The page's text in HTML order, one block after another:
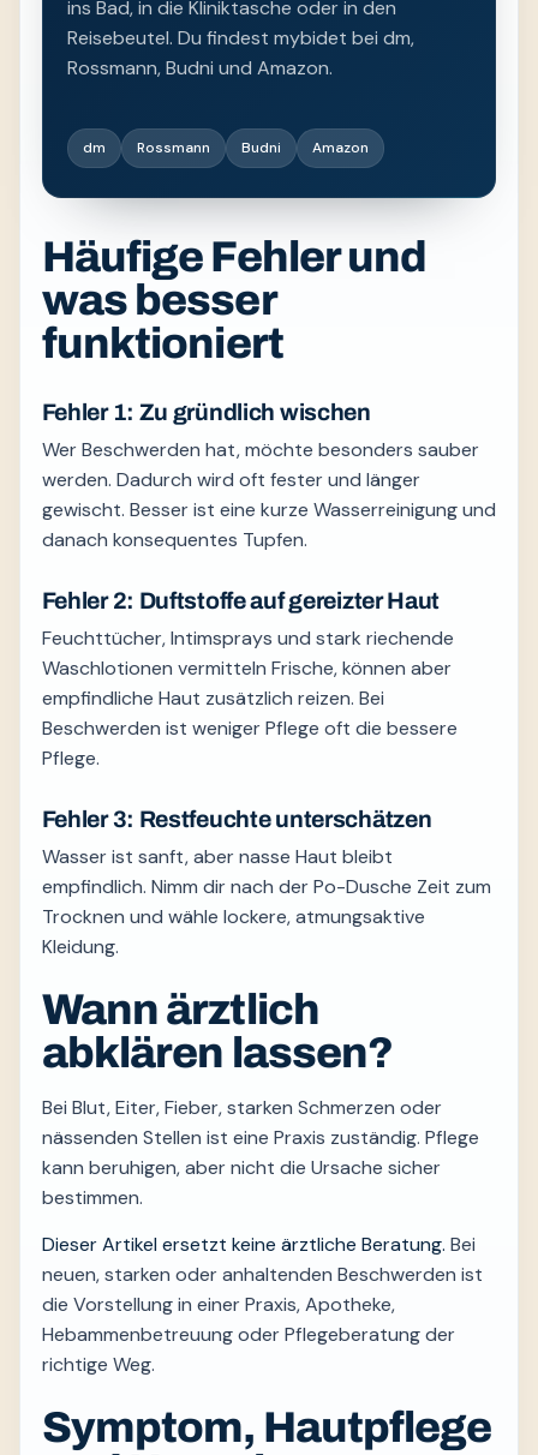
ins Bad, in die Kliniktasche oder in den
Reisebeutel. Du findest mybidet bei dm,
Rossmann, Budni und Amazon.
dm Rossmann Budni Amazon
Häufige Fehler und
was besser
funktioniert
Fehler 1: Zu gründlich wischen
Wer Beschwerden hat, möchte besonders sauber
werden. Dadurch wird oft fester und länger
gewischt. Besser ist eine kurze Wasserreinigung und
danach konsequentes Tupfen.
Fehler 2: Duftstoffe auf gereizter Haut
Feuchttücher, Intimsprays und stark riechende
Waschlotionen vermitteln Frische, können aber
empfindliche Haut zusätzlich reizen. Bei
Beschwerden ist weniger Pflege oft die bessere
Pflege.
Fehler 3: Restfeuchte unterschätzen
Wasser ist sanft, aber nasse Haut bleibt
empfindlich. Nimm dir nach der Po-Dusche Zeit zum
Trocknen und wähle lockere, atmungsaktive
Kleidung.
Wann ärztlich
abklären lassen?
Bei Blut, Eiter, Fieber, starken Schmerzen oder
nässenden Stellen ist eine Praxis zuständig. Pflege
kann beruhigen, aber nicht die Ursache sicher
bestimmen.
Dieser Artikel ersetzt keine ärztliche Beratung. Bei
neuen, starken oder anhaltenden Beschwerden ist
die Vorstellung in einer Praxis, Apotheke,
Hebammenbetreuung oder Pflegeberatung der
richtige Weg.
Symptom, Hautpflege